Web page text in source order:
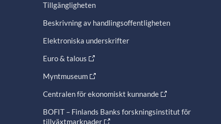
Tillgängligheten
Beskrivning av handlingsoffentligheten
Elektroniska underskrifter
Euro & talous
Myntmuseum
Centralen för ekonomiskt kunnande
BOFIT – Finlands Banks forskningsinstitut för
tillväxtmarknader